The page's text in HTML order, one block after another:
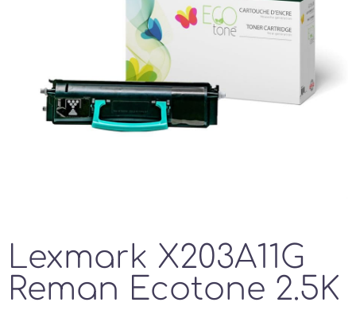
Lexmark X203A11G
Reman Ecotone 2.5K